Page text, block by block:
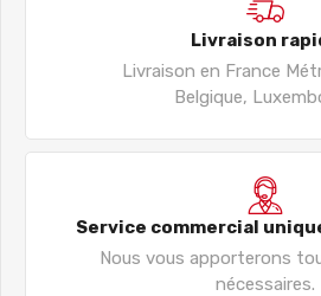
Livraison
Livraison en France
Belgique,
Service commercial
Nous vous apporterons
nécessaires.